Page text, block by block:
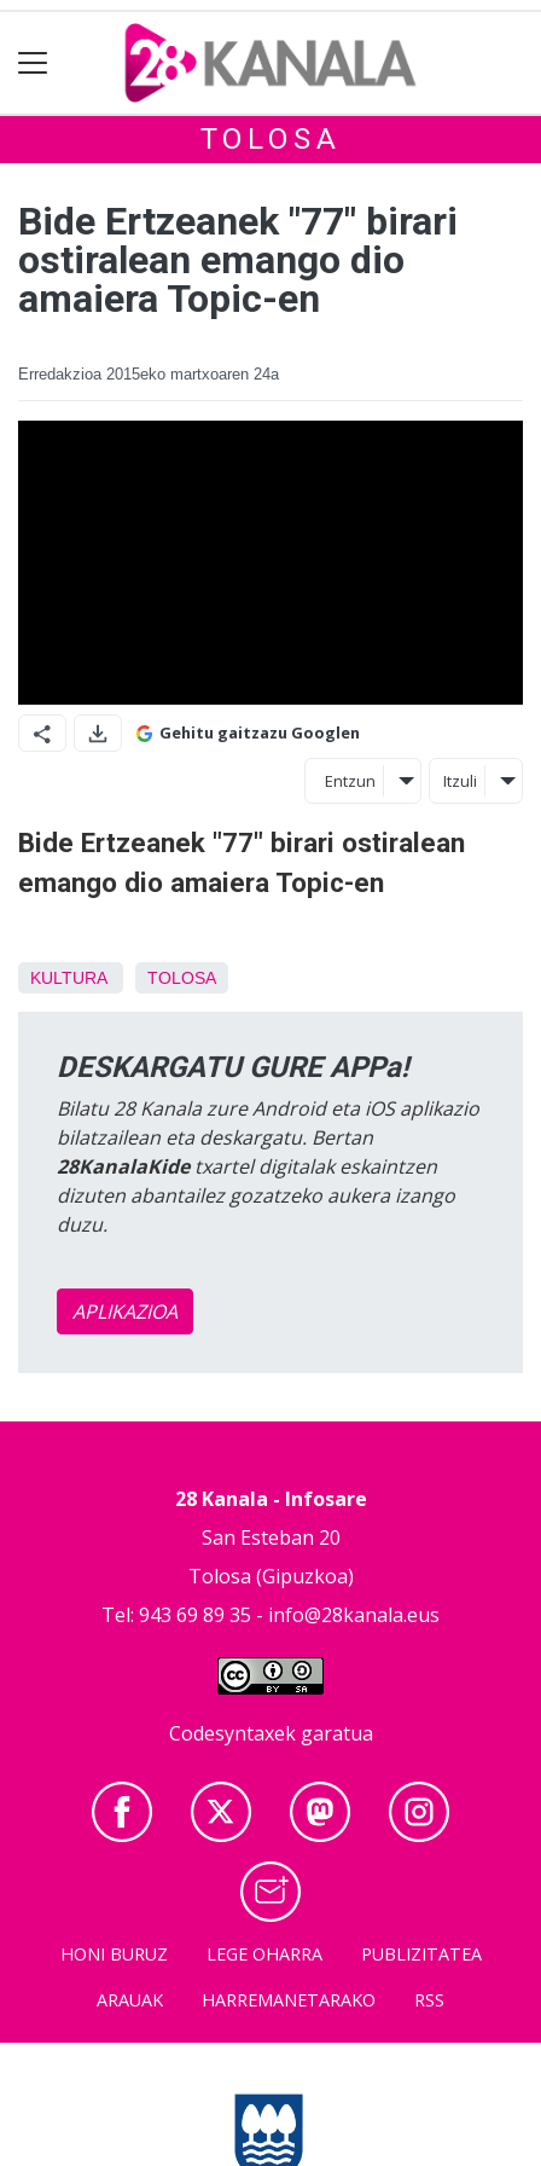
TOLOSA
Bide Ertzeanek "77" birari
ostiralean emango dio
amaiera Topic-en
Erredakzioa 2015eko martxoaren 24a
Gehitu gaitzazu Googlen
Entzun Itzuli
Bide Ertzeanek "77" birari ostiralean
emango dio amaiera Topic-en
KULTURA TOLOSA
DESKARGATU GURE APPa!
Bilatu 28 Kanala zure Android eta iOS aplikazio
bilatzailean eta deskargatu. Bertan
28KanalaKidetxartel digitalak eskaintzen
dizuten abantailez gozatzeko aukera izango
duzu.
APLIKAZIOA
28 Kanala - Infosare
San Esteban 20
Tolosa (Gipuzkoa)
Tel: 943 69 89 35 - info@28kanala.eus
Codesyntaxek garatua
HONI BURUZ LEGE OHARRA
PUBLIZITATEA
ARAUAK
HARREMANETARAKO RSS